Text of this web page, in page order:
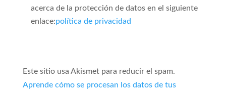
acerca de la protección de datos en el siguiente
enlace:política de privacidad
Este sitio usa Akismet para reducir el spam.
Aprende cómo se procesan los datos de tus